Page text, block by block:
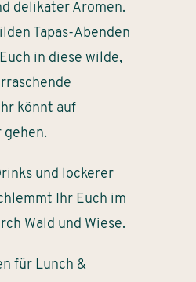
delikater Aromen.
Tapas-Abenden
in diese wilde,
könnt auf
und lockerer
Ihr Euch im
Wald und Wiese.
für Lunch &